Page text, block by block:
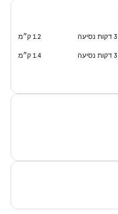
3 דקות נסיעה 1.2 ק״מ
3 דקות נסיעה 1.4 ק״מ